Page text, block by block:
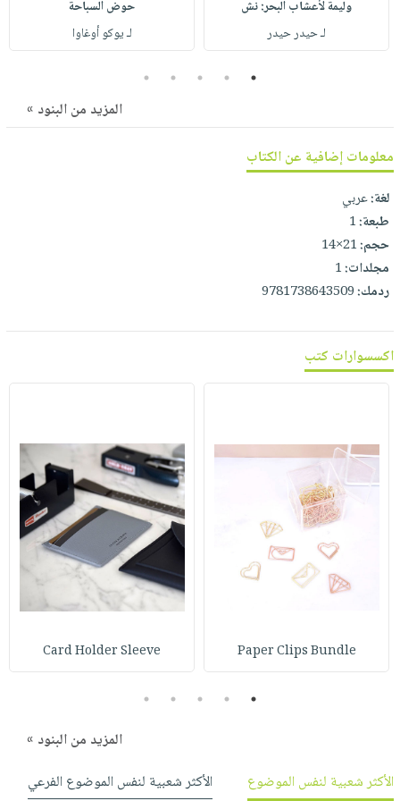
صابون
فيديوهات
وفرات
انشر
كتابك
تواصل
معنا
التسوق
وليمة لأعشاب البحر: نش
لـ حيدر حيدر
حوض السباحة
لـ يوكو أوغاوا
1
2
3
4
5
المزيد من البنود »
معلومات إضافية عن الكتاب
لغة:عربي
طبعة:1
حجم:21×14
مجلدات:1
ردمك:9781738643509
اكسسوارات كتب
Paper Clips Bundle
Card Holder Sleeve
1
2
3
4
5
المزيد من البنود »
الأكثر شعبية لنفس الموضوع
الأكثر شعبية لنفس الموضوع الفرعي